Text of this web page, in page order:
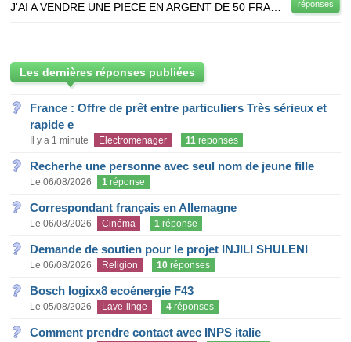
réponses
Les dernières réponses publiées
France : Offre de prêt entre particuliers Très sérieux et
rapide e
Il y a 1 minute Electroménager 11 réponses
Recherhe une personne avec seul nom de jeune fille
Le 06/08/2026 1 réponse
Correspondant français en Allemagne
Le 06/08/2026 Cinéma 1 réponse
Demande de soutien pour le projet INJILI SHULENI
Le 06/08/2026 Religion 10 réponses
Bosch logixx8 ecoénergie F43
Le 05/08/2026 Lave-linge 4 réponses
Comment prendre contact avec INPS italie